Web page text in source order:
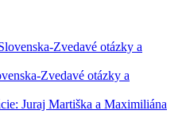
Zvedavé otázky a
Juraj Martiška a Maximiliána